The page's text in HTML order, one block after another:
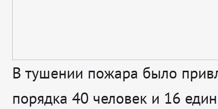
В тушении пожара было
порядка 40 человек и 16